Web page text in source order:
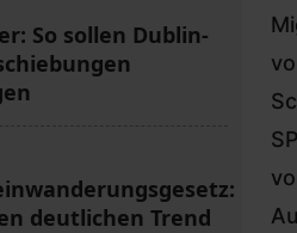
So sollen Dublin-
deutlichen Trend